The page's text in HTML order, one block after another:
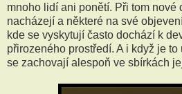
mnoho lidí ani ponětí. Při tom nové
nacházejí a některé na své
kde se vyskytují často dochází k
přirozeného prostředí. A i když je
se zachovají alespoň ve sbírkách